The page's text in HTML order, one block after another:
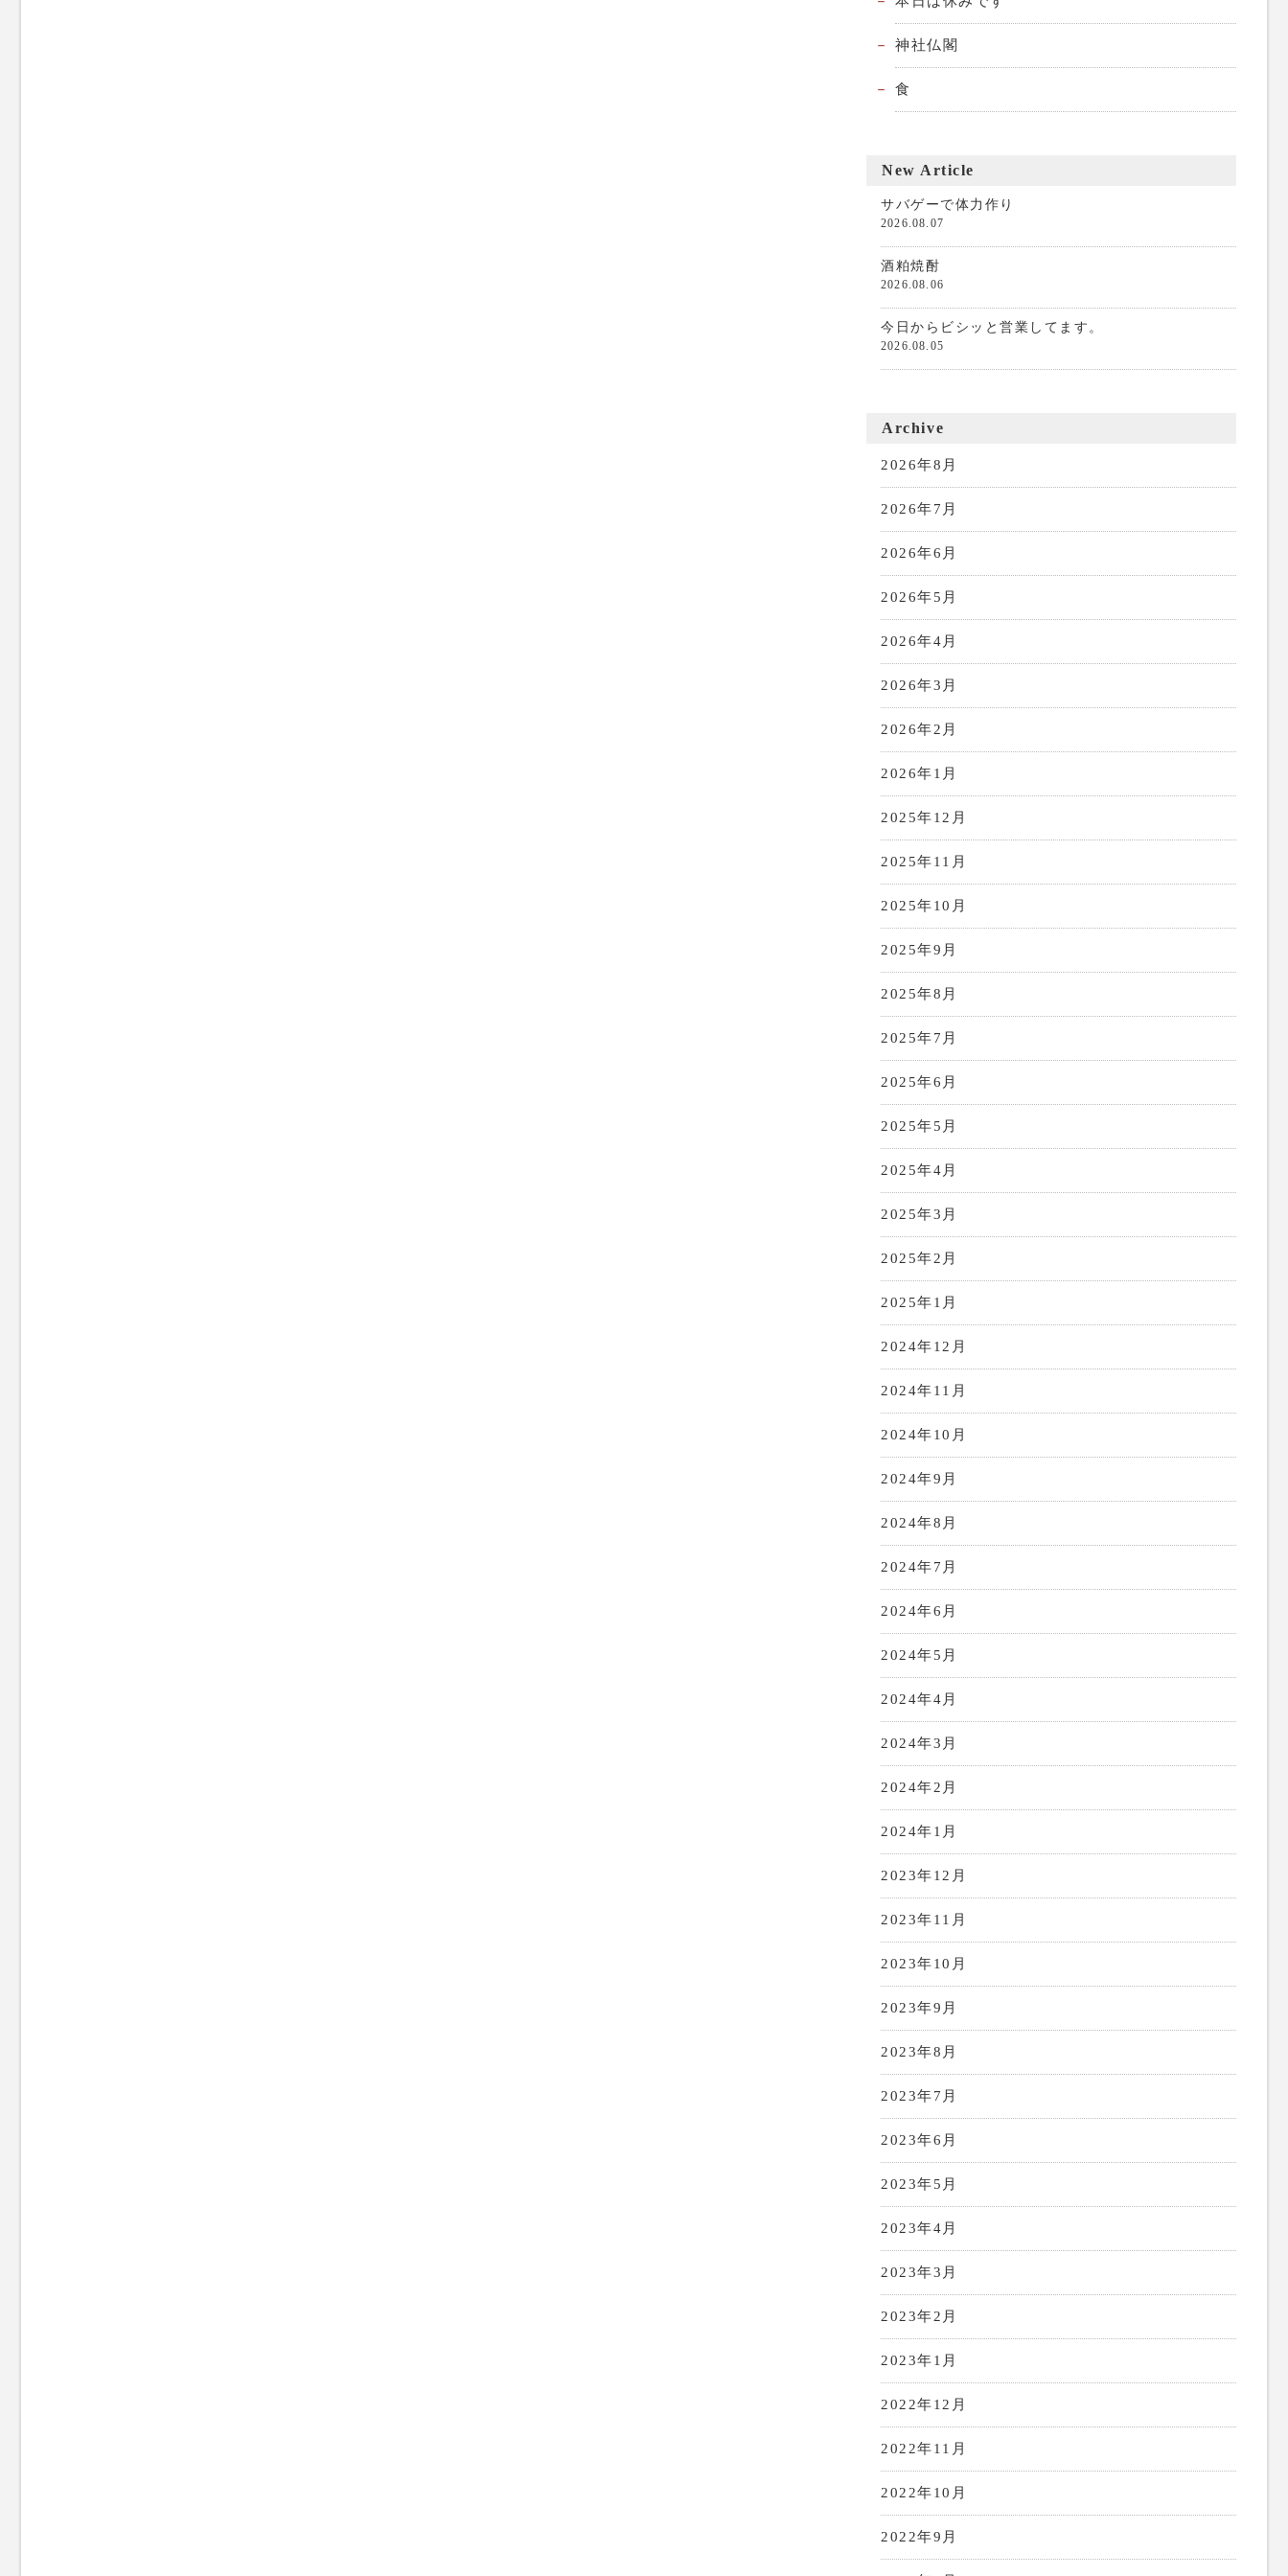
神社仏閣
食
New Article
サバゲーで体力作り
2026.08.07
酒粕焼酎
2026.08.06
今日からビシッと営業してます。
2026.08.05
Archive
2026年8月
2026年7月
2026年6月
2026年5月
2026年4月
2026年3月
2026年2月
2026年1月
2025年12月
2025年11月
2025年10月
2025年9月
2025年8月
2025年7月
2025年6月
2025年5月
2025年4月
2025年3月
2025年2月
2025年1月
2024年12月
2024年11月
2024年10月
2024年9月
2024年8月
2024年7月
2024年6月
2024年5月
2024年4月
2024年3月
2024年2月
2024年1月
2023年12月
2023年11月
2023年10月
2023年9月
2023年8月
2023年7月
2023年6月
2023年5月
2023年4月
2023年3月
2023年2月
2023年1月
2022年12月
2022年11月
2022年10月
2022年9月